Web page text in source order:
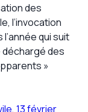
des
l’invocation
qui suit
déchargé des
»
13 février